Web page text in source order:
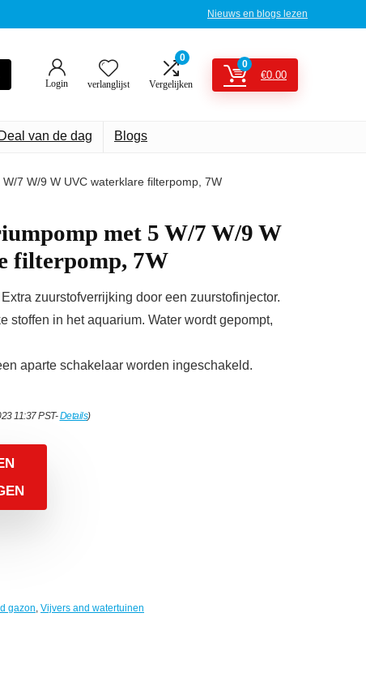
Nieuws en blogs lezen
Login verlanglijst
0
Vergelijken
0
€0.00
Deal van de dag Blogs
7 W/9 W UVC waterklare filterpomp, 7W
met 5 W/7 W/9 W
filterpomp, 7W
zuurstofverrijking door een zuurstofinjector.
stoffen in het aquarium. Water wordt gepompt,
aparte schakelaar worden ingeschakeld.
11:37 PST-Details)
gazon, Vijvers and watertuinen